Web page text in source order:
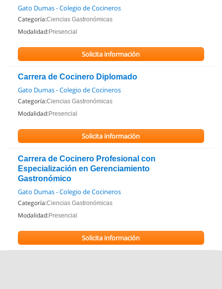
Gato Dumas - Colegio de Cocineros
Categoría:Ciencias Gastronómicas
Modalidad:Presencial
Solicita información
Carrera de Cocinero Diplomado
Gato Dumas - Colegio de Cocineros
Categoría:Ciencias Gastronómicas
Modalidad:Presencial
Solicita información
Carrera de Cocinero Profesional con
Especialización en Gerenciamiento
Gastronómico
Gato Dumas - Colegio de Cocineros
Categoría:Ciencias Gastronómicas
Modalidad:Presencial
Solicita información